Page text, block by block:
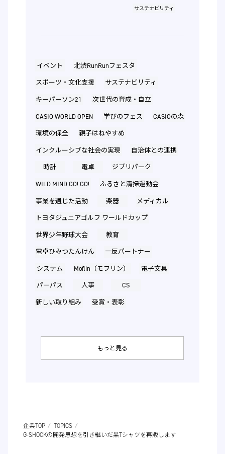
サステナビリティ
イベント
北渋RunRunフェスタ
スポーツ・文化支援
サステナビリティ
キーパーソン21
次世代の育成・自立
CASIO WORLD OPEN
学びのフェス
CASIOの森
環境の保全
親子はねやすめ
インクルーシブな社会の実現
自治体との連携
時計
電卓
ジブリパーク
WILD MIND GO! GO!
ふるさと清掃運動会
事業を通じた活動
楽器
メディカル
トヨタジュニアゴルフ ワールドカップ
世界少年野球大会
教育
電卓ひみつたんけん
一反パートナー
システム
Moflin（モフリン）
電子文具
パーパス
人事
CS
新しい取り組み
受賞・表彰
もっと見る
企業TOP
TOPICS
G-SHOCKの開発思想を引き継いだ黒Tシャツを再販します